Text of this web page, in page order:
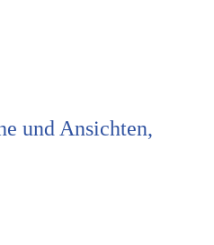
und Ansichten,